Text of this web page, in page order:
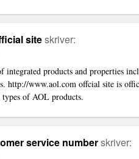
siteskriver:
integrated products and properties
http://www.aol.com offcial site is
of AOL products.
service numberskriver: